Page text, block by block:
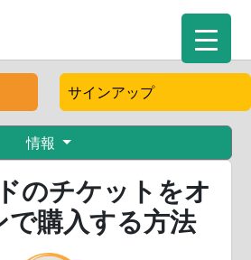
サインアップ
情報
のチケットをオ
で購入する方法